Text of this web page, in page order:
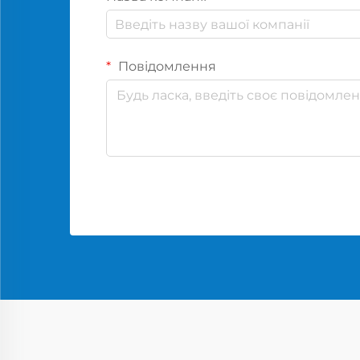
Повідомлення